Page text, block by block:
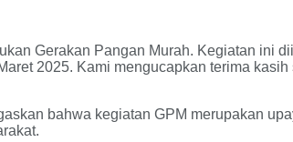
Gerakan Pangan Murah. Kegiatan ini
2025. Kami mengucapkan terima
bahwa kegiatan GPM merupakan